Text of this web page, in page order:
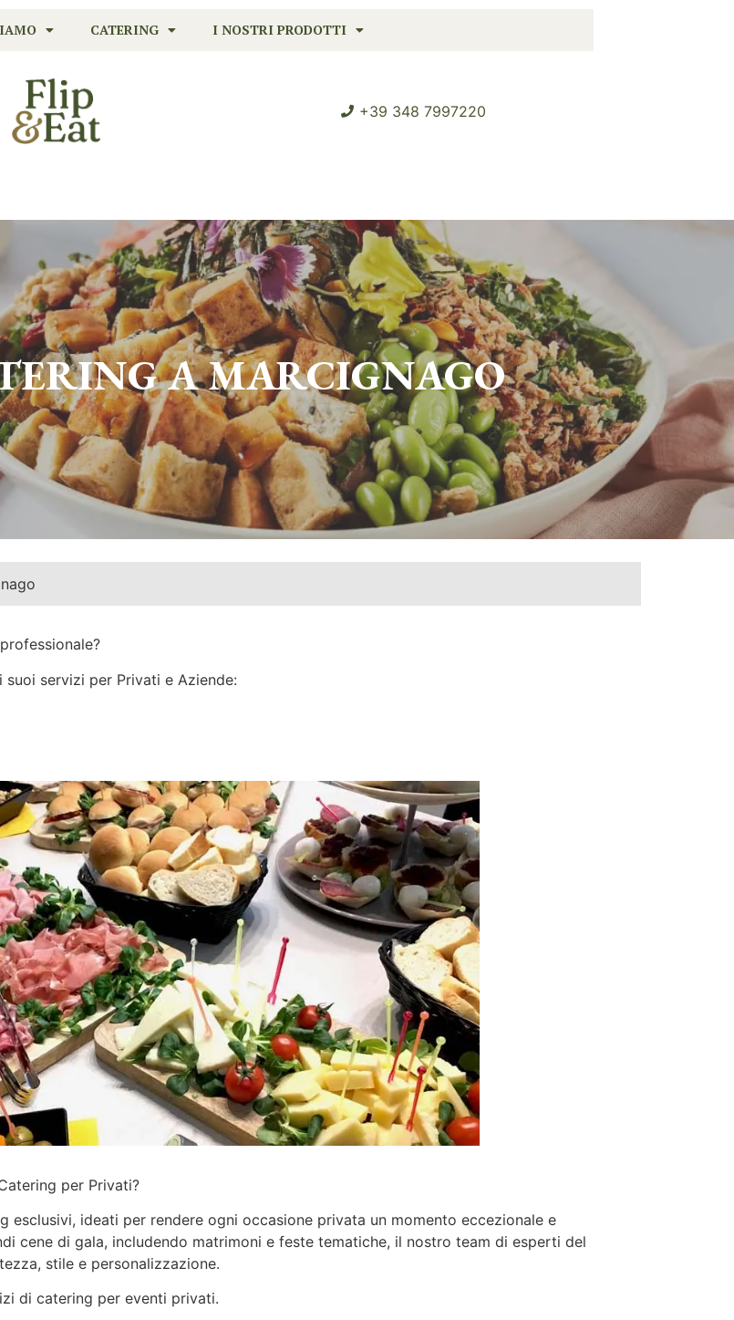
CATERING I NOSTRI PRODOTTI
+39 348 7997220
AMARCIGNAGO
servizi per Privati e Aziende:
per Privati?
esclusivi, ideati per rendere ogni occasione privata un momento eccezionale e
cene di gala, includendo matrimoni e feste tematiche, il nostro team di esperti del
stile e personalizzazione.
di catering per eventi privati.